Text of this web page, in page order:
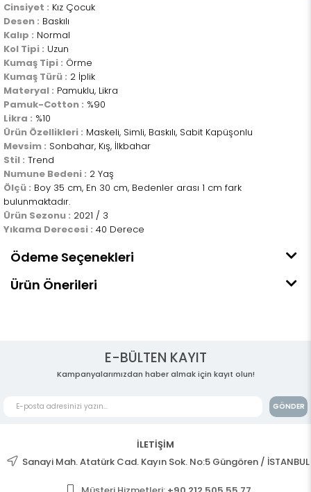
Cinsiyet : Kız Çocuk
Desen : Baskılı
Kalıp : Normal
Kol Tipi : Uzun
Kumaş Tipi : Örme
Kumaş Türü : 2 İplik
Materyal : Pamuklu, Likra
Pamuk-Cotton : %90
Likra : %10
Ürün Özellikleri : Maskeli, Simli, Baskılı, Sabit Kapüşonlu
Mevsim : Sonbahar, Kış, İlkbahar
Stil : Trend
Numune Bedeni : 2 Yaş
Ölçü : Boy 35 cm, En 30 cm, Bedenler arası 1 cm fark
bulunmaktadır.
Ürün Sezonu : 2021 / 3
Yıkama Derecesi : 40 Derece
Ödeme Seçenekleri
Ürün Önerileri
E-BÜLTEN KAYIT
Kampanyalarımızdan haber almak için kayıt olun!
GÖNDER
İLETİŞİM
Sanayi Mah. Atatürk Cad. Kayın Sok. No:5 Güngören / İSTANBUL